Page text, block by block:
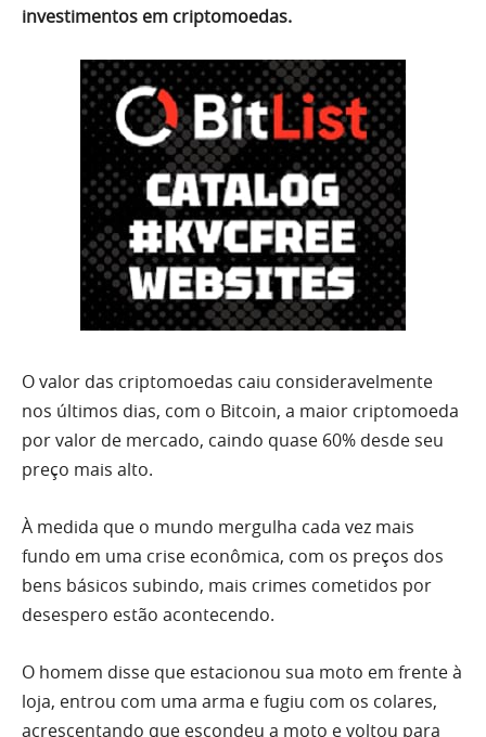
investimentos em criptomoedas.
O valor das criptomoedas caiu consideravelmente
nos últimos dias, com o Bitcoin, a maior criptomoeda
por valor de mercado, caindo quase 60% desde seu
preço mais alto.
À medida que o mundo mergulha cada vez mais
fundo em uma crise econômica, com os preços dos
bens básicos subindo, mais crimes cometidos por
desespero estão acontecendo.
O homem disse que estacionou sua moto em frente à
loja, entrou com uma arma e fugiu com os colares,
acrescentando que escondeu a moto e voltou para